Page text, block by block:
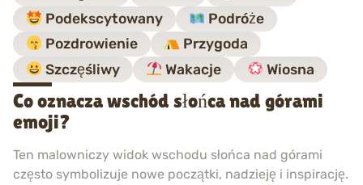
Podekscytowany
Podróże
Pozdrowienie
Przygoda
Szczęśliwy
Wakacje Wiosna
Co oznacza wschód słońca nad górami
emoji?
Ten malowniczy widok wschodu słońca nad górami
często symbolizuje nowe początki, nadzieję i inspirację.